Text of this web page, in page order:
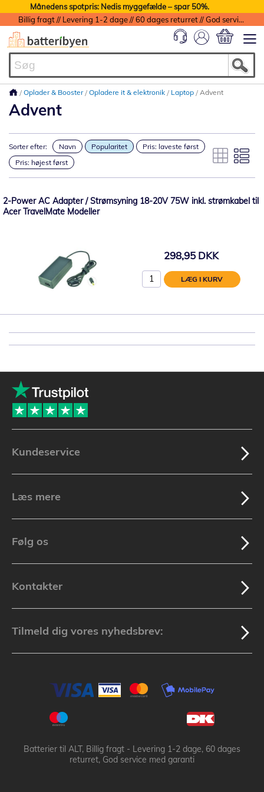
Månedens spotpris: Nedis myggefælde – spar 50%.
Billig fragt // Levering 1-2 dage // 60 dages returret // God service med garanti
Oplader & Booster Opladere it & elektronik Laptop Advent
Advent
Sorter efter: Navn Popularitet
Pris: laveste først
Pris: højest først
2-Power AC Adapter / Strømsyning 18-20V 75W inkl. strømkabel til
Acer TravelMate Modeller
298,95 DKK
LÆG I KURV
Kundeservice
Læs mere
Følg os
Kontakter
Tilmeld dig vores nyhedsbrev:
Batterier til ALT, Billig fragt - Levering 1-2 dage, 60 dages
returret, God service med garanti